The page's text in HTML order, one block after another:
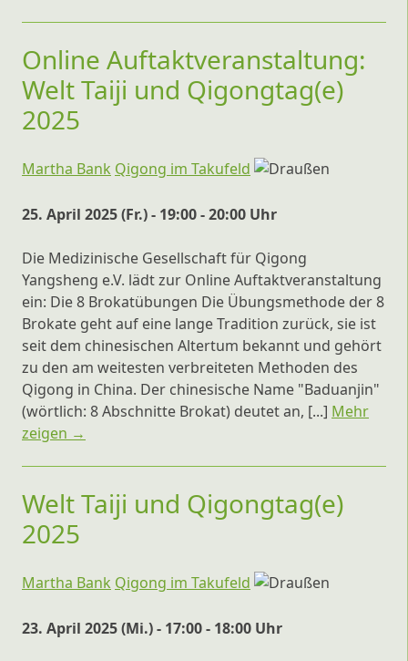
Online Auftaktveranstaltung:
Welt Taiji und Qigongtag(e)
2025
Martha Bank Qigong im Takufeld
25. April 2025 (Fr.) - 19:00 - 20:00 Uhr
Die Medizinische Gesellschaft für Qigong
Yangsheng e.V. lädt zur Online Auftaktveranstaltung
ein: Die 8 Brokatübungen Die Übungsmethode der 8
Brokate geht auf eine lange Tradition zurück, sie ist
seit dem chinesischen Altertum bekannt und gehört
zu den am weitesten verbreiteten Methoden des
Qigong in China. Der chinesische Name "Baduanjin"
(wörtlich: 8 Abschnitte Brokat) deutet an, [...] Mehr
zeigen →
Welt Taiji und Qigongtag(e)
2025
Martha Bank Qigong im Takufeld
23. April 2025 (Mi.) - 17:00 - 18:00 Uhr